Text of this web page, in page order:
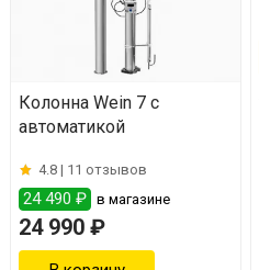
Колонна Wein 7 с
автоматикой
4.8 | 11 отзывов
24 490 ₽ в магазине
24 990 ₽